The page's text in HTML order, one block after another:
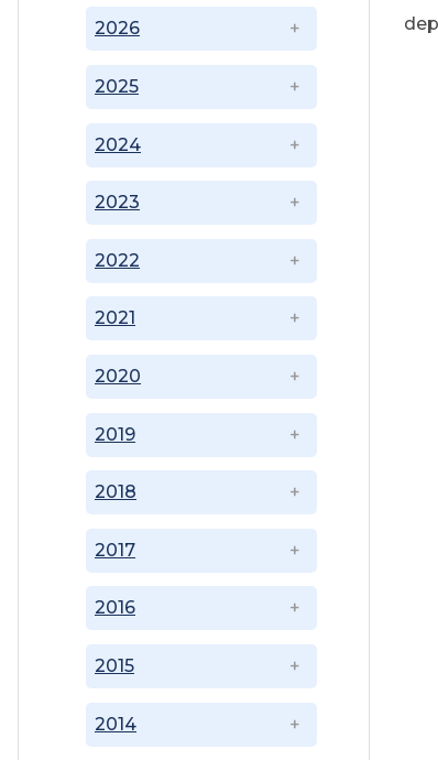
2014
2015
2016
2017
2018
2019
2020
2021
2022
2023
2024
2025
2026